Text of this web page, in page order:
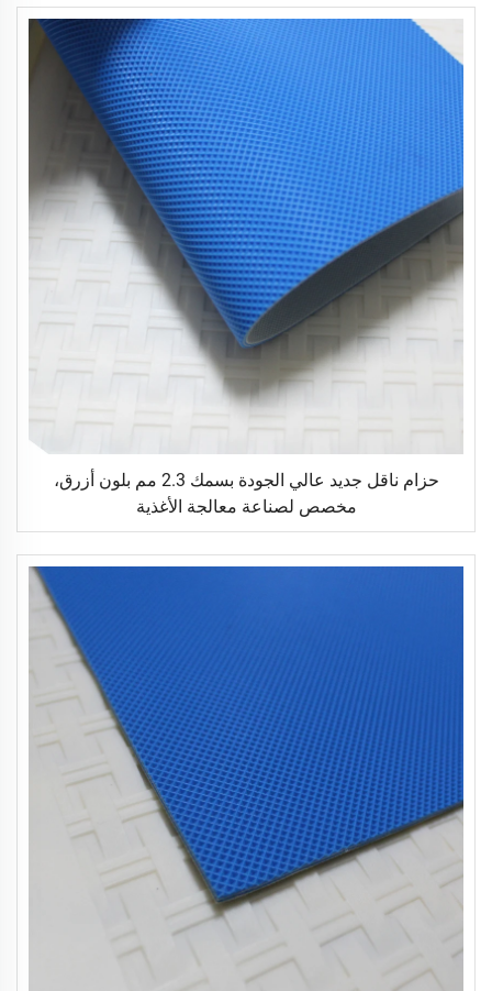
حزام ناقل جديد عالي الجودة بسمك 2.3 مم بلون أزرق،
مخصص لصناعة معالجة الأغذية